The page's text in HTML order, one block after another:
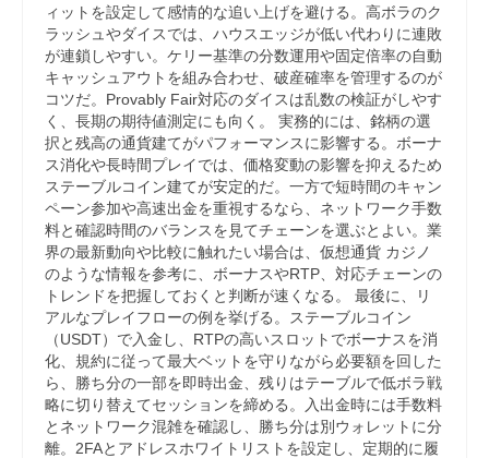
ィットを設定して感情的な追い上げを避ける。高ボラのク
ラッシュやダイスでは、ハウスエッジが低い代わりに連敗
が連鎖しやすい。ケリー基準の分数運用や固定倍率の自動
キャッシュアウトを組み合わせ、破産確率を管理するのが
コツだ。Provably Fair対応のダイスは乱数の検証がしやす
く、長期の期待値測定にも向く。 実務的には、銘柄の選
択と残高の通貨建てがパフォーマンスに影響する。ボーナ
ス消化や長時間プレイでは、価格変動の影響を抑えるため
ステーブルコイン建てが安定的だ。一方で短時間のキャン
ペーン参加や高速出金を重視するなら、ネットワーク手数
料と確認時間のバランスを見てチェーンを選ぶとよい。業
界の最新動向や比較に触れたい場合は、仮想通貨 カジノ
のような情報を参考に、ボーナスやRTP、対応チェーンの
トレンドを把握しておくと判断が速くなる。 最後に、リ
アルなプレイフローの例を挙げる。ステーブルコイン
（USDT）で入金し、RTPの高いスロットでボーナスを消
化、規約に従って最大ベットを守りながら必要額を回した
ら、勝ち分の一部を即時出金、残りはテーブルで低ボラ戦
略に切り替えてセッションを締める。入出金時には手数料
とネットワーク混雑を確認し、勝ち分は別ウォレットに分
離。2FAとアドレスホワイトリストを設定し、定期的に履